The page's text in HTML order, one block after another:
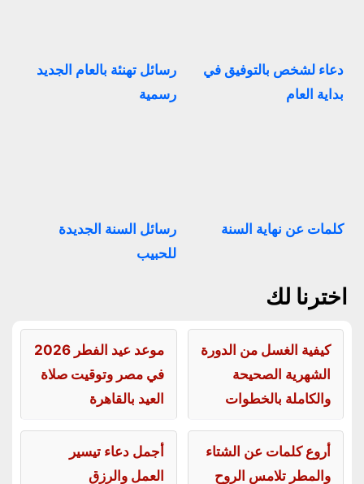
دعاء لشخص بالتوفيق في
بداية العام
رسائل تهنئة بالعام الجديد
رسمية
كلمات عن نهاية السنة
رسائل السنة الجديدة
للحبيب
اخترنا لك
كيفية الغسل من الدورة
الشهرية الصحيحة
والكاملة بالخطوات
موعد عيد الفطر 2026
في مصر وتوقيت صلاة
العيد بالقاهرة
أروع كلمات عن الشتاء
والمطر تلامس الروح
أجمل دعاء تيسير
العمل والرزق